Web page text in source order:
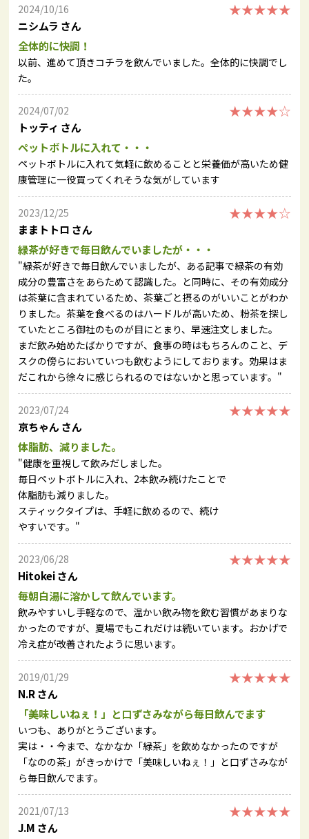
2024/10/16
ニシムラ さん
★★★★★
全体的に快調！
以前、進めて頂きコチラを飲んでいました。全体的に快調でし
た。
2024/07/02
トッティ さん
★★★★☆
ペットボトルに入れて・・・
ペットボトルに入れて気軽に飲めることと栄養価が高いため健
康管理に一役買ってくれそうな気がしています
2023/12/25
ままトトロ さん
★★★★☆
緑茶が好きで毎日飲んでいましたが・・・
"緑茶が好きで毎日飲んでいましたが、ある記事で緑茶の有効
成分の豊富さをあらためて認識した。と同時に、その有効成分
は茶葉に含まれているため、茶葉ごと摂るのがいいことがわか
りました。茶葉を食べるのはハードルが高いため、粉茶を探し
ていたところ御社のものが目にとまり、早速注文しました。
まだ飲み始めたばかりですが、食事の時はもちろんのこと、デ
スクの傍らにおいていつも飲むようにしております。効果はま
だこれから徐々に感じられるのではないかと思っています。"
2023/07/24
京ちゃん さん
★★★★★
体脂肪、減りました。
"健康を重視して飲みだしました。
毎日ペットボトルに入れ、2本飲み続けたことで
体脂肪も減りました。
スティックタイプは、手軽に飲めるので、続け
やすいです。"
2023/06/28
Hitokei さん
★★★★★
毎朝白湯に溶かして飲んでいます。
飲みやすいし手軽なので、温かい飲み物を飲む習慣があまりな
かったのですが、夏場でもこれだけは続いています。おかげで
冷え症が改善されたように思います。
2019/01/29
N.R さん
★★★★★
「美味しいねぇ！」と口ずさみながら毎日飲んでます
いつも、ありがとうございます。
実は・・今まで、なかなか「緑茶」を飲めなかったのですが
「なのの茶」がきっかけで「美味しいねぇ！」と口ずさみなが
ら毎日飲んでます。
2021/07/13
J.M さん
★★★★★